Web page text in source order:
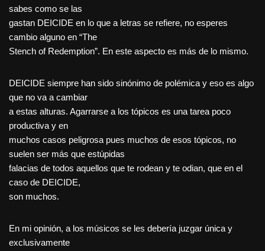
sabes como se las
gastan DEICIDE en lo que a letras se refiere, no esperes
cambio alguno en “The
Stench of Redemption”. En este aspecto es más de lo mismo.
DEICIDE siempre han sido sinónimo de polémica y eso es algo
que no va a cambiar
a estas alturas. Agarrarse a los tópicos es una tarea poco
productiva y en
muchos casos peligrosa pues muchos de esos tópicos, no
suelen ser más que estúpidas
falacias de todos aquellos que te rodean y te odian, que en el
caso de DEICIDE,
son muchos.
En mi opinión, a los músicos se les debería juzgar única y
exclusivamente